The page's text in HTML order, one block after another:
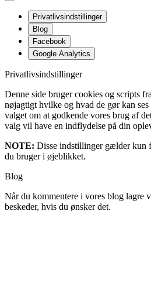
Privatlivsindstillinger
Blog
Facebook
Google Analytics
Privatlivsindstillinger
Denne side bruger cookies og scripts
nøjagtigt hvilke og hvad de gør kan
valget om at godkende vores brug af
valg vil have en indflydelse på din
NOTE: Disse indstillinger gælder kun
du bruger i øjeblikket.
Blog
Når du kommentere i vores blog lagre
beskeder, hvis du ønsker det.